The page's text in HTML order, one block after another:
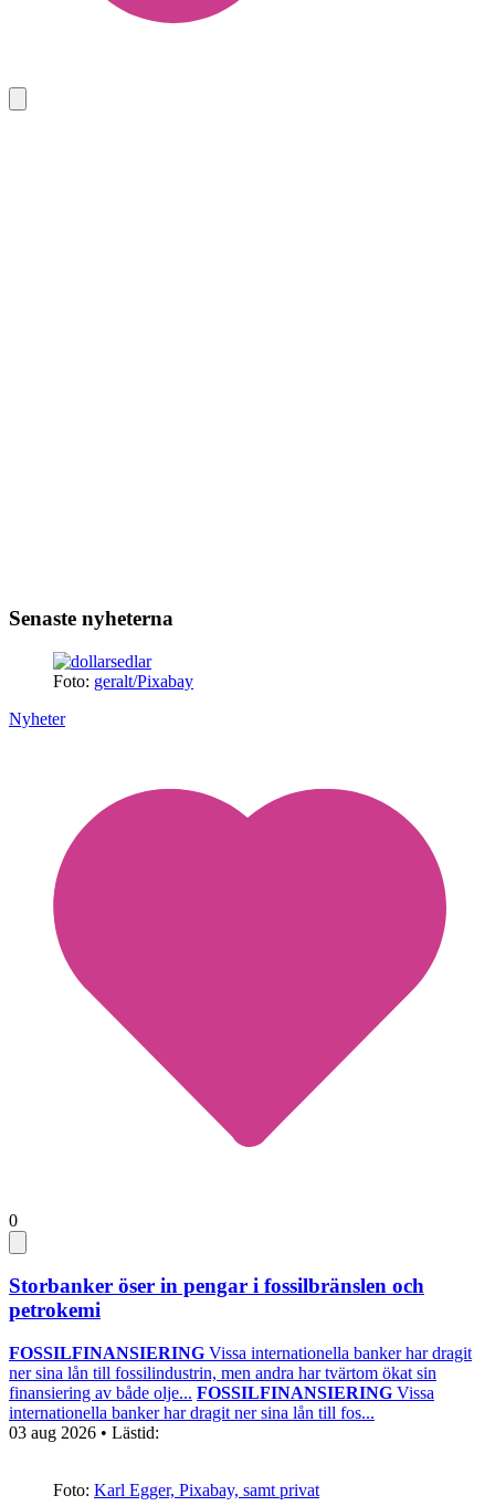
Senaste nyheterna
Foto: geralt/Pixabay
Nyheter
0
Storbanker öser in pengar i fossilbränslen och
petrokemi
FOSSILFINANSIERING Vissa internationella banker har dragit
ner sina lån till fossilindustrin, men andra har tvärtom ökat sin
finansiering av både olje... FOSSILFINANSIERING Vissa
internationella banker har dragit ner sina lån till fos...
03 aug 2026 • Lästid:
Foto: Karl Egger, Pixabay, samt privat